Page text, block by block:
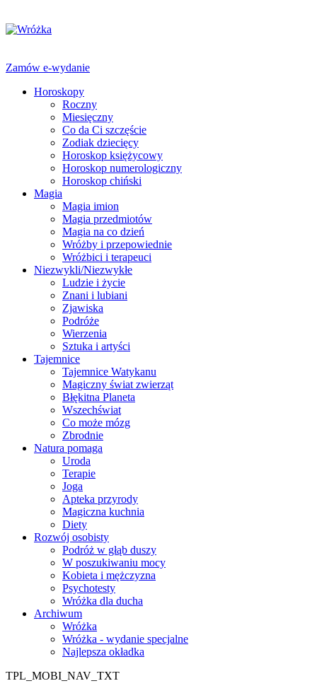
Zamów e-wydanie
Horoskopy
Roczny
Miesięczny
Co da Ci szczęście
Zodiak dziecięcy
Horoskop księżycowy
Horoskop numerologiczny
Horoskop chiński
Magia
Magia imion
Magia przedmiotów
Magia na co dzień
Wróżby i przepowiednie
Wróżbici i terapeuci
Niezwykli/Niezwykłe
Ludzie i życie
Znani i lubiani
Zjawiska
Podróże
Wierzenia
Sztuka i artyści
Tajemnice
Tajemnice Watykanu
Magiczny świat zwierząt
Błękitna Planeta
Wszechświat
Co może mózg
Zbrodnie
Natura pomaga
Uroda
Terapie
Joga
Apteka przyrody
Magiczna kuchnia
Diety
Rozwój osobisty
Podróż w głąb duszy
W poszukiwaniu mocy
Kobieta i mężczyzna
Psychotesty
Wróżka dla ducha
Archiwum
Wróżka
Wróżka - wydanie specjalne
Najlepsza okładka
TPL_MOBI_NAV_TXT